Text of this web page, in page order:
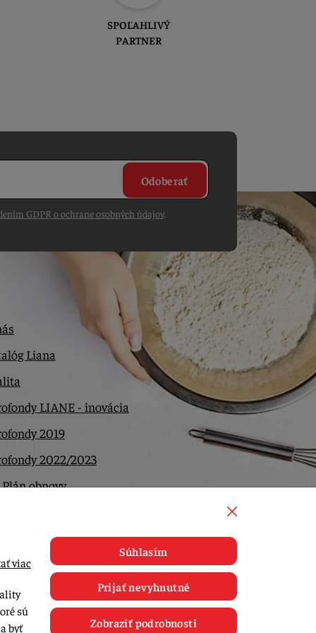
SPOĽAHLIVÝ
PARTNER
Odoberať
GDPR o ochrane osobných údajov.
Liana
LIANE - inovácia
2019
2022/2023
obnovy
viac
sú
byť
Súhlasím
Prijať nevyhnutné
Zobraziť podrobnosti